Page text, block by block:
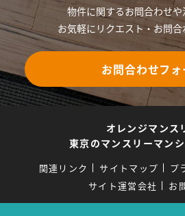
物件に関するお問合わせや
お気軽にリクエスト・お問合
お問合わせフォ
オレンジマンス
東京のマンスリーマン
関連リンク サイトマップ
プ
サイト運営会社
お